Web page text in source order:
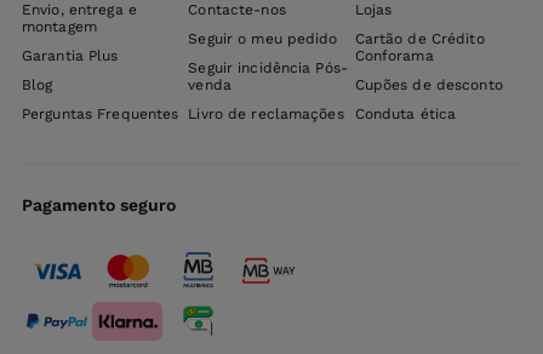
Envio, entrega e
montagem
Garantia Plus
Blog
Perguntas Frequentes
Contacte-nos
Seguir o meu pedido
Seguir incidência Pós-
venda
Livro de reclamações
Lojas
Cartão de Crédito
Conforama
Cupões de desconto
Conduta ética
Pagamento seguro